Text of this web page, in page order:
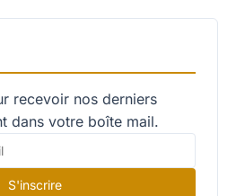
recevoir nos derniers
dans votre boîte mail.
S'inscrire